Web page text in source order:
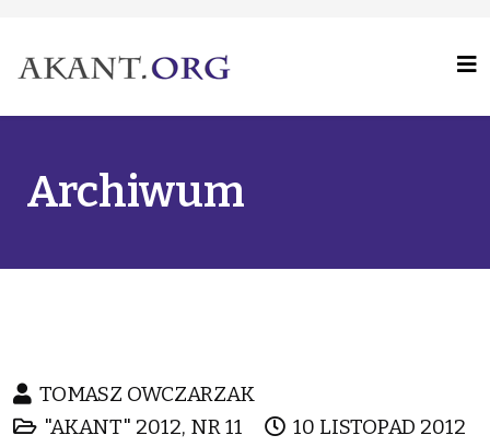
Archiwum
TOMASZ OWCZARZAK
"AKANT" 2012, NR 11
10 LISTOPAD 2012